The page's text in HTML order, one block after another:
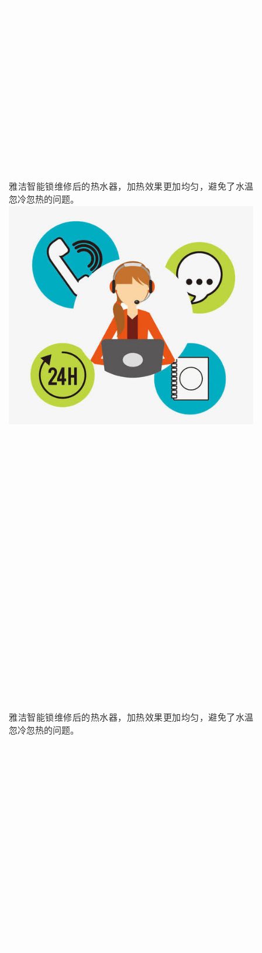
雅洁智能锁维修后的热水器，加热效果更加均匀，避免了水温
忽冷忽热的问题。
雅洁智能锁维修后的热水器，加热效果更加均匀，避免了水温
忽冷忽热的问题。